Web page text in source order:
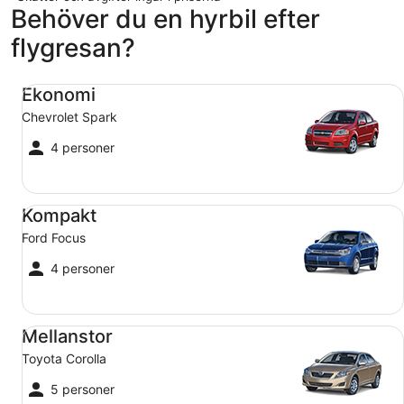
13
november
14
till
september
Behöver du en hyrbil efter
flygresan?
Ekonomi
Chevrolet Spark
4 personer
Ekonomi Chevrolet Spark
Kompakt
Ford Focus
4 personer
Kompakt Ford Focus
Mellanstor
Toyota Corolla
5 personer
Mellanstor Toyota Corolla